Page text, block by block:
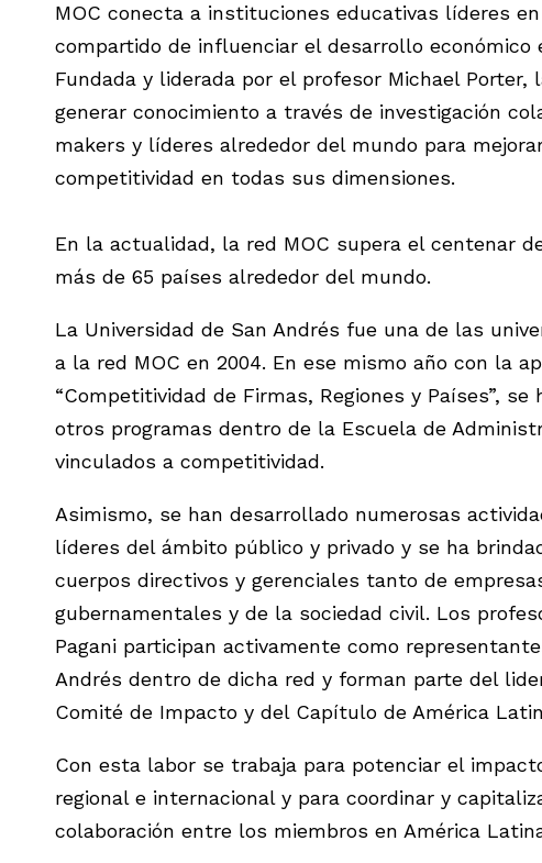
MOC conecta a instituciones educativas líderes
compartido de influenciar el desarrollo económico
Fundada y liderada por el profesor Michael Porter,
generar conocimiento a través de investigación
makers y líderes alrededor del mundo para
competitividad en todas sus dimensiones.
En la actualidad, la red MOC supera el centenar
más de 65 países alrededor del mundo.
La Universidad de San Andrés fue una de las
a la red MOC en 2004. En ese mismo año con la
“Competitividad de Firmas, Regiones y Países”, se
otros programas dentro de la Escuela de
vinculados a competitividad.
Asimismo, se han desarrollado numerosas
líderes del ámbito público y privado y se ha
cuerpos directivos y gerenciales tanto de
gubernamentales y de la sociedad civil. Los
Pagani participan activamente como
Andrés dentro de dicha red y forman parte del
Comité de Impacto y del Capítulo de América
Con esta labor se trabaja para potenciar el
regional e internacional y para coordinar y
colaboración entre los miembros en América